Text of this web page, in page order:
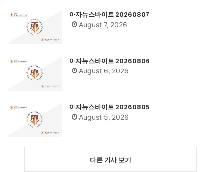
아자뉴스바이트 20260807
August 7, 2026
아자뉴스바이트 20260806
August 6, 2026
아자뉴스바이트 20260805
August 5, 2026
다른 기사 보기